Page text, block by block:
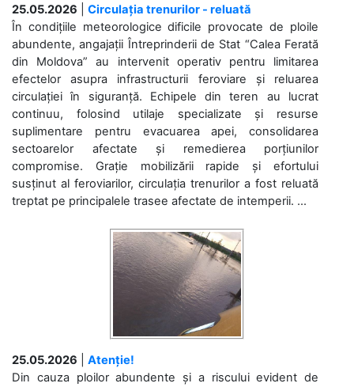
25.05.2026
Circulația trenurilor - reluată
În condițiile meteorologice dificile provocate de ploile
abundente, angajații Întreprinderii de Stat “Calea Ferată
din Moldova” au intervenit operativ pentru limitarea
efectelor asupra infrastructurii feroviare și reluarea
circulației în siguranță. Echipele din teren au lucrat
continuu, folosind utilaje specializate și resurse
suplimentare pentru evacuarea apei, consolidarea
sectoarelor afectate și remedierea porțiunilor
compromise. Grație mobilizării rapide și efortului
susținut al feroviarilor, circulația trenurilor a fost reluată
treptat pe principalele trasee afectate de intemperii. ...
25.05.2026
Atenție!
Din cauza ploilor abundente și a riscului evident de